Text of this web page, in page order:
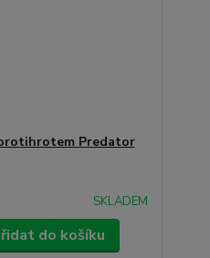
Predator
SKLADEM
do košíku